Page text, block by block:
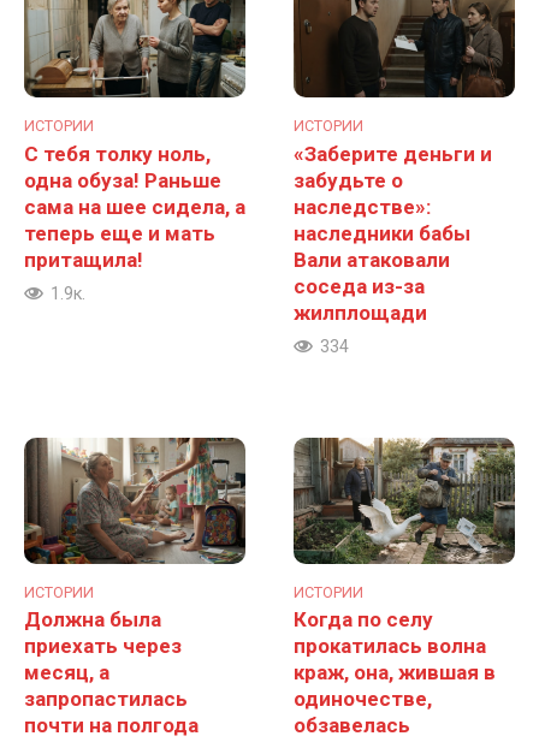
ИСТОРИИ
С тебя толку ноль,
одна обуза! Раньше
сама на шее сидела, а
теперь еще и мать
притащила!
1.9к.
ИСТОРИИ
«Заберите деньги и
забудьте о
наследстве»:
наследники бабы
Вали атаковали
соседа из-за
жилплощади
334
ИСТОРИИ
Должна была
приехать через
месяц, а
запропастилась
почти на полгода
ИСТОРИИ
Когда по селу
прокатилась волна
краж, она, жившая в
одиночестве,
обзавелась